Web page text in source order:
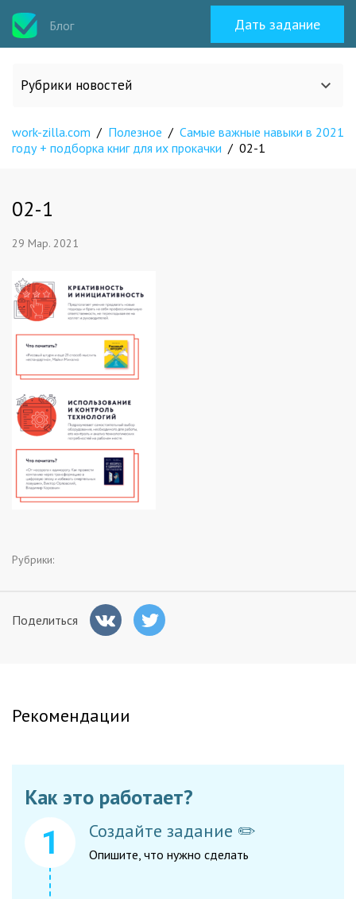
Блог Дать задание
Рубрики новостей
Все статьи
Заказчикам
Полезное
Гости
work-zilla.com / Полезное / Самые важные навыки в 2021
году + подборка книг для их прокачки / 02-1
02-1
29 Мар. 2021
Рубрики:
Поделиться
Рекомендации
Как это работает?
Создайте задание ✏️
Опишите, что нужно сделать